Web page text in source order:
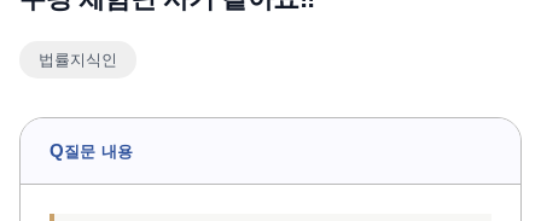
소식/자료
언론보도
법률서식
법률지식인
Q질문 내용